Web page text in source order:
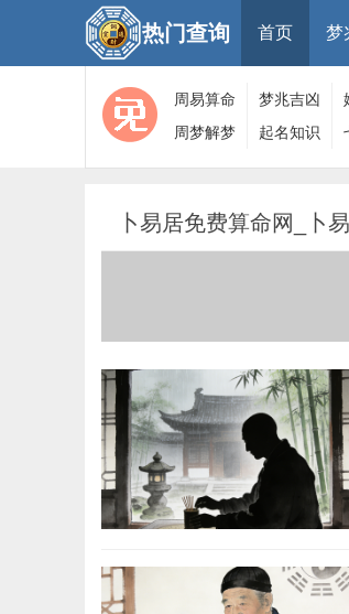
热门查询 首页 梦
周易算命 梦兆吉凶
周梦解梦
大全
起名知识
算命
卜易居免费算命网_卜